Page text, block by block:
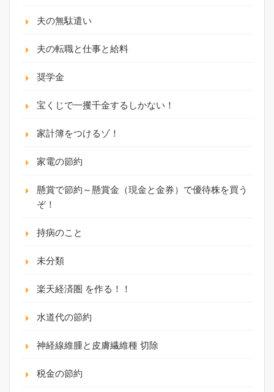
夫の無駄遣い
夫の転職と仕事と給料
奨学金
宝くじで一攫千金するしかない！
家計簿をつけるゾ！
家電の節約
懸賞で節約～懸賞金（現金と金券）で優待株を買う
ぞ！
持病のこと
未分類
楽天経済圏 を作る！！
水道代の節約
神経線維腫と皮膚繊維種 切除
税金の節約